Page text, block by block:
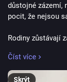
důstojné zázemí,
pocit, že nejsou
Rodiny zůstávají
Proto vznikl náš
Číst více
Skrýt